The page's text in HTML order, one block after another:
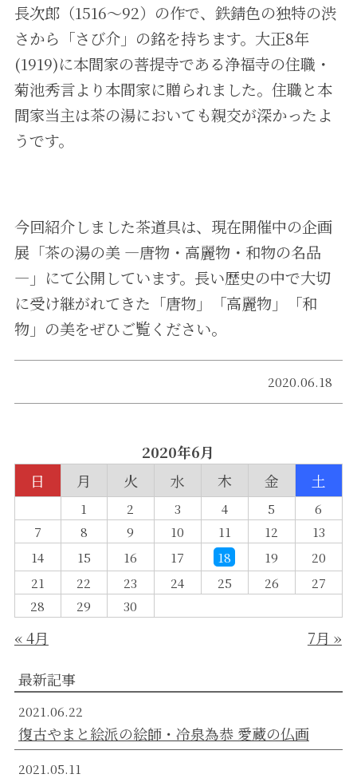
長次郎（1516～92）の作で、鉄錆色の独特の渋
さから「さび介」の銘を持ちます。大正8年
(1919)に本間家の菩提寺である浄福寺の住職・
菊池秀言より本間家に贈られました。住職と本
間家当主は茶の湯においても親交が深かったよ
うです。
今回紹介しました茶道具は、現在開催中の企画
展「茶の湯の美 ―唐物・高麗物・和物の名品
―」にて公開しています。長い歴史の中で大切
に受け継がれてきた「唐物」「高麗物」「和
物」の美をぜひご覧ください。
2020.06.18
2020年6月
日
月 火 水 木 金 土
« 4月 7月 »
1 2 3 4 5
6
7
8 9 10 11 12
13
14
15 16 17 18 19
20
21
22 23 24 25 26
27
28
29 30
最新記事
2021.06.22
復古やまと絵派の絵師・冷泉為恭 愛蔵の仏画
2021.05.11